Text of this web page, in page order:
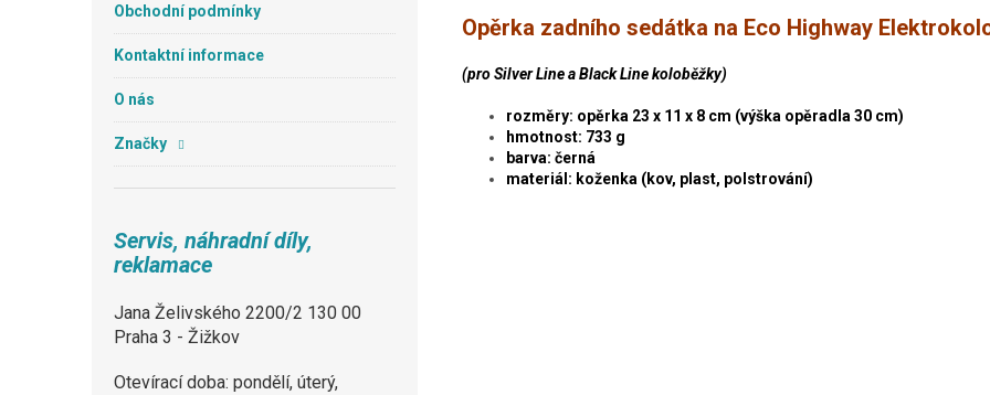
Obchodní podmínky
Kontaktní informace
O nás
Značky
Servis, náhradní díly,
reklamace
Jana Želivského 2200/2 130 00
Praha 3 - Žižkov
Otevírací doba: pondělí, úterý,
Opěrka zadního sedátka na Eco Highway
(pro Silver Line a Black Line koloběžky)
rozměry: opěrka 23 x 11 x 8 cm (výška opěradla 30 cm)
hmotnost: 733 g
barva: černá
materiál: koženka (kov, plast, polstrování)